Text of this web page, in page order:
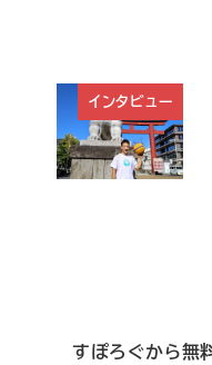
インタビュー
すぽろぐから無